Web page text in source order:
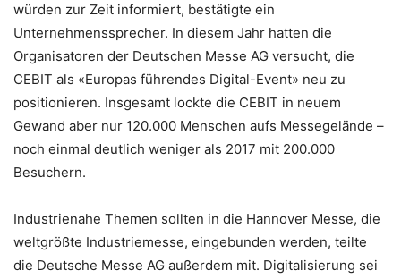
würden zur Zeit informiert, bestätigte ein
Unternehmenssprecher. In diesem Jahr hatten die
Organisatoren der Deutschen Messe AG versucht, die
CEBIT als «Europas führendes Digital-Event» neu zu
positionieren. Insgesamt lockte die CEBIT in neuem
Gewand aber nur 120.000 Menschen aufs Messegelände –
noch einmal deutlich weniger als 2017 mit 200.000
Besuchern.
Industrienahe Themen sollten in die Hannover Messe, die
weltgrößte Industriemesse, eingebunden werden, teilte
die Deutsche Messe AG außerdem mit. Digitalisierung sei